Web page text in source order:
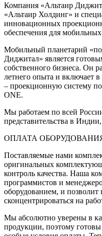
Компания «Альтаир
«Альтаир Холдинг» и
инновационных
обеспечения для
Мобильный планетарий
Диджитал» является
собственного бизнеса. Он
летнего опыта и включает
– проекционную систему
ONE.
Мы работаем по всей
представительства в
ОПЛАТА
Поставляемые нами
оригинальных
контроль качества. Наша
программистов и
оборудованием, и
сконцентрироваться на
Мы абсолютно уверены в
продукции, поэтому